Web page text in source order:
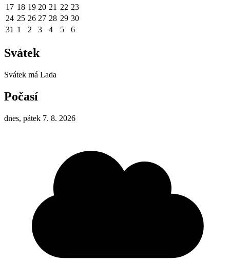
17 18 19 20 21 22 23
24 25 26 27 28 29 30
31 1 2 3 4 5 6
Svátek
Svátek má Lada
Počasí
dnes, pátek 7. 8. 2026